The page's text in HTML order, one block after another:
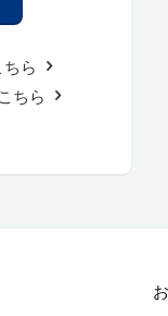
ら
ちら